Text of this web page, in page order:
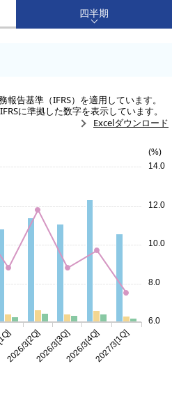
四半期
告基準（IFRS）を適用しています。
に準拠した数字を表示しています。
Excelダウンロード
(%)
2026/3[2Q]2026/3[3Q]2026/3[4Q]2027/3[1Q]
6.0
8.0
10.0
12.0
14.0